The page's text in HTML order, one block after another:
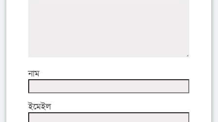
নাম
ইমেইল